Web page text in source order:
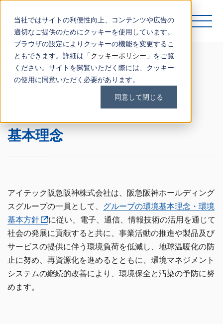
当社ではサイトの利便性向上、コンテンツや広告の
適切なご提供のためにクッキーを使用しています。
ブラウザの設定によりクッキーの機能を変更するこ
ともできます。詳細は「クッキーポリシー 」をご覧
ください。サイトを閲覧いただく際には、クッキー
の使用に同意いただく必要があります。
同意して閉じる
環境方針
基本理念
アイテック阪急阪神株式会社は、阪急阪神ホールディング
スグループの一員として、 グループの環境基本理念・環境
基本方針
に従い、電子、通信、情報技術の活用を通じて
社会の発展に貢献すると共に、事業活動の推進や製品及び
サービスの提供に伴う環境負荷を低減し、地球温暖化の防
止に努め、再資源化を進めるとともに、環境マネジメント
システムの継続的改善により、環境保全と汚染の予防に努
めます。